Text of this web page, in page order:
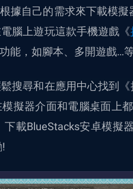
據自己的需求來下載模
腦上遊玩這款手機遊戲《
能，如腳本、多開遊戲…
搜尋和在應用中心找到
擬器介面和電腦桌面上
下載BlueStacks安卓模擬器